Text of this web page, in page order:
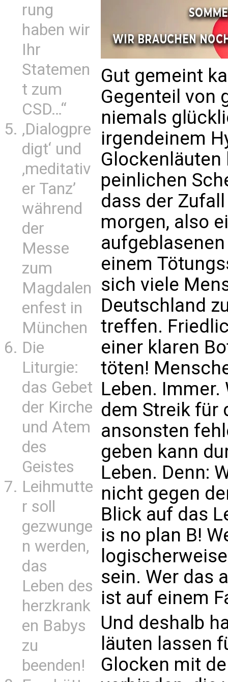
rung
haben wir
Ihr
Statemen
t zum
CSD…“
‚Dialogpre
digt‘ und
‚meditativ
er Tanz’
während
der
Messe
zum
Magdalen
enfest in
München
Die
Liturgie:
das Gebet
der Kirche
und Atem
des
Geistes
Leihmutte
r soll
gezwunge
n werden,
das
Leben des
herzkrank
en Babys
zu
beenden!
Gut gemeint
Gegenteil von
niemals
irgendeinem
peinlichen
dass der
morgen, also
aufgeblasenen
einem
sich viele
Deutschland
treffen.
einer klaren
töten!
Leben. Immer.
dem Streik für
ansonsten
geben kann
Leben. Denn:
nicht gegen
Blick auf das
is no plan B!
sein. Wer das
ist auf einem
Und deshalb
läuten lassen
Glocken mit